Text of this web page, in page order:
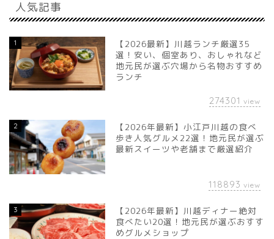
人気記事
1
【2026最新】川越ランチ厳選35
選！安い、個室あり、おしゃれなど
地元民が選ぶ穴場から名物おすすめ
ランチ
274301 view
2
【2026年最新】小江戸川越の食べ
歩き人気グルメ22選！地元民が選ぶ
最新スイーツや老舗まで厳選紹介
118893 view
3
【2026年最新】川越ディナー絶対
食べたい20選！地元民が選ぶおすす
めグルメショップ